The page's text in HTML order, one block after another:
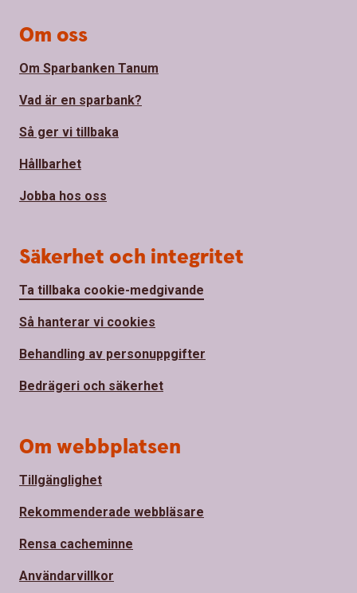
Om oss
Om Sparbanken Tanum
Vad är en sparbank?
Så ger vi tillbaka
Hållbarhet
Jobba hos oss
Säkerhet och integritet
Ta tillbaka cookie-medgivande
Så hanterar vi cookies
Behandling av personuppgifter
Bedrägeri och säkerhet
Om webbplatsen
Tillgänglighet
Rekommenderade webbläsare
Rensa cacheminne
Användarvillkor